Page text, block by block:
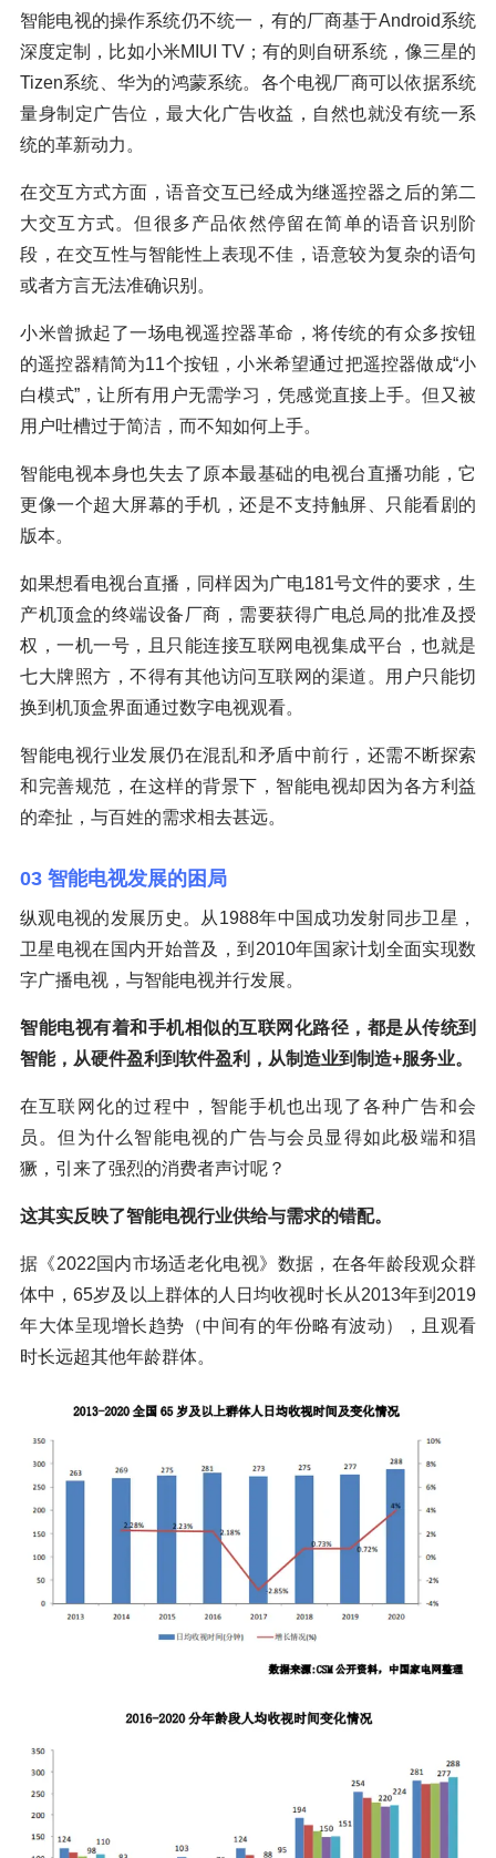
智能电视的操作系统仍不统一，有的厂商基于Android系统
深度定制，比如小米MIUI TV；有的则自研系统，像三星的
Tizen系统、华为的鸿蒙系统。各个电视厂商可以依据系统
量身制定广告位，最大化广告收益，自然也就没有统一系
统的革新动力。
在交互方式方面，语音交互已经成为继遥控器之后的第二
大交互方式。但很多产品依然停留在简单的语音识别阶
段，在交互性与智能性上表现不佳，语意较为复杂的语句
或者方言无法准确识别。
小米曾掀起了一场电视遥控器革命，将传统的有众多按钮
的遥控器精简为11个按钮，小米希望通过把遥控器做成“小
白模式”，让所有用户无需学习，凭感觉直接上手。但又被
用户吐槽过于简洁，而不知如何上手。
智能电视本身也失去了原本最基础的电视台直播功能，它
更像一个超大屏幕的手机，还是不支持触屏、只能看剧的
版本。
如果想看电视台直播，同样因为广电181号文件的要求，生
产机顶盒的终端设备厂商，需要获得广电总局的批准及授
权，一机一号，且只能连接互联网电视集成平台，也就是
七大牌照方，不得有其他访问互联网的渠道。用户只能切
换到机顶盒界面通过数字电视观看。
智能电视行业发展仍在混乱和矛盾中前行，还需不断探索
和完善规范，在这样的背景下，智能电视却因为各方利益
的牵扯，与百姓的需求相去甚远。
03 智能电视发展的困局
纵观电视的发展历史。从1988年中国成功发射同步卫星，
卫星电视在国内开始普及，到2010年国家计划全面实现数
字广播电视，与智能电视并行发展。
智能电视有着和手机相似的互联网化路径，都是从传统到
智能，从硬件盈利到软件盈利，从制造业到制造+服务业。
在互联网化的过程中，智能手机也出现了各种广告和会
员。但为什么智能电视的广告与会员显得如此极端和猖
獗，引来了强烈的消费者声讨呢？
这其实反映了智能电视行业供给与需求的错配。
据《2022国内市场适老化电视》数据，在各年龄段观众群
体中，65岁及以上群体的人日均收视时长从2013年到2019
年大体呈现增长趋势（中间有的年份略有波动），且观看
时长远超其他年龄群体。